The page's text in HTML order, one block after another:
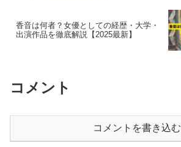
香音は何者？女優としての経歴・大学・
出演作品を徹底解説【2025最新】
コメント
コメントを書き込む